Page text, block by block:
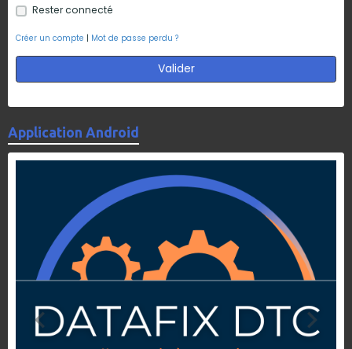
Rester connecté
Créer un compte | Mot de passe perdu ?
Valider
Application Android